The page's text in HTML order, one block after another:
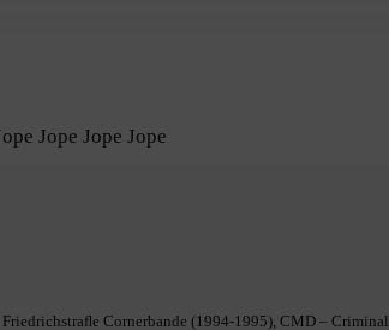
Jope Jope Jope
Cornerbande (1994-1995), CMD – Criminal